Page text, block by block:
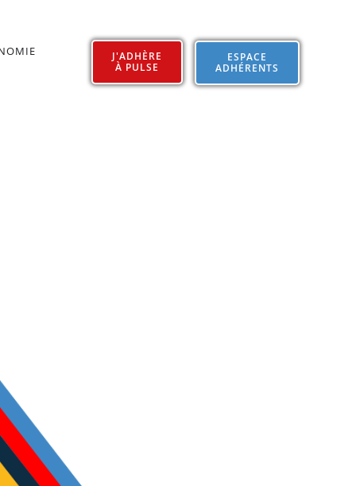
J'ADHÈRE
À PULSE
ESPACE
ADHÉRENTS